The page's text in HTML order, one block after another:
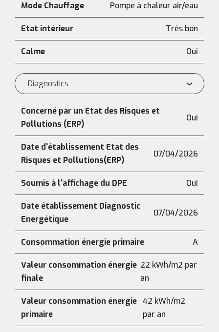
Mode Chauffage Pompe à chaleur air/eau
Etat intérieur Très bon
Calme Oui
Diagnostics
Concerné par un Etat des Risques et
Pollutions (ERP)
Oui
Date d'établissement Etat des
Risques et Pollutions(ERP)
07/04/2026
Soumis à l'affichage du DPE Oui
Date établissement Diagnostic
Energétique
07/04/2026
Consommation énergie primaire A
Valeur consommation énergie
finale
22 kWh/m2 par
an
Valeur consommation énergie
primaire
42 kWh/m2
par an